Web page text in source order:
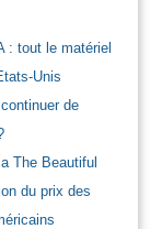
: tout le matériel
Unis
de
The Beautiful
du prix des